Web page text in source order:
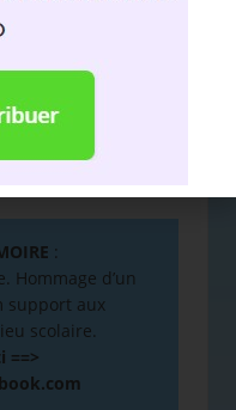
:
Hommage d’un
support aux
scolaire.
==>